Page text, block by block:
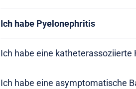
Ich habe Pyelonephritis
Ich habe eine
Ich habe eine asymptomatische